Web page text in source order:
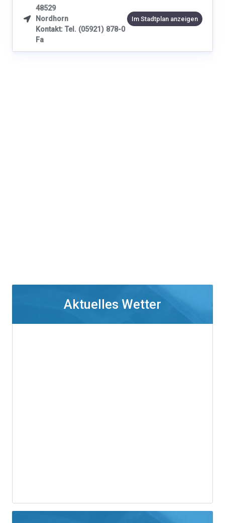

48529
Nordhorn
Kontakt: Tel. (05921) 878-0
Fa
Im Stadtplan anzeigen
Aktuelles Wetter